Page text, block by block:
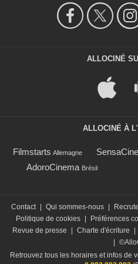
ALLOCINÉ
ALLOCINÉ À
Filmstarts Allemagne SensaCine
AdoroCinema Brésil
Contact Qui sommes-nous
Politique de cookies
Préférences
Revue de presse
Charte d'écriture
Retrouvez tous les horaires et infos de